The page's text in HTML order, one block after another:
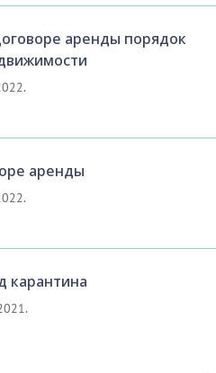
аренды порядок
аренды
карантина